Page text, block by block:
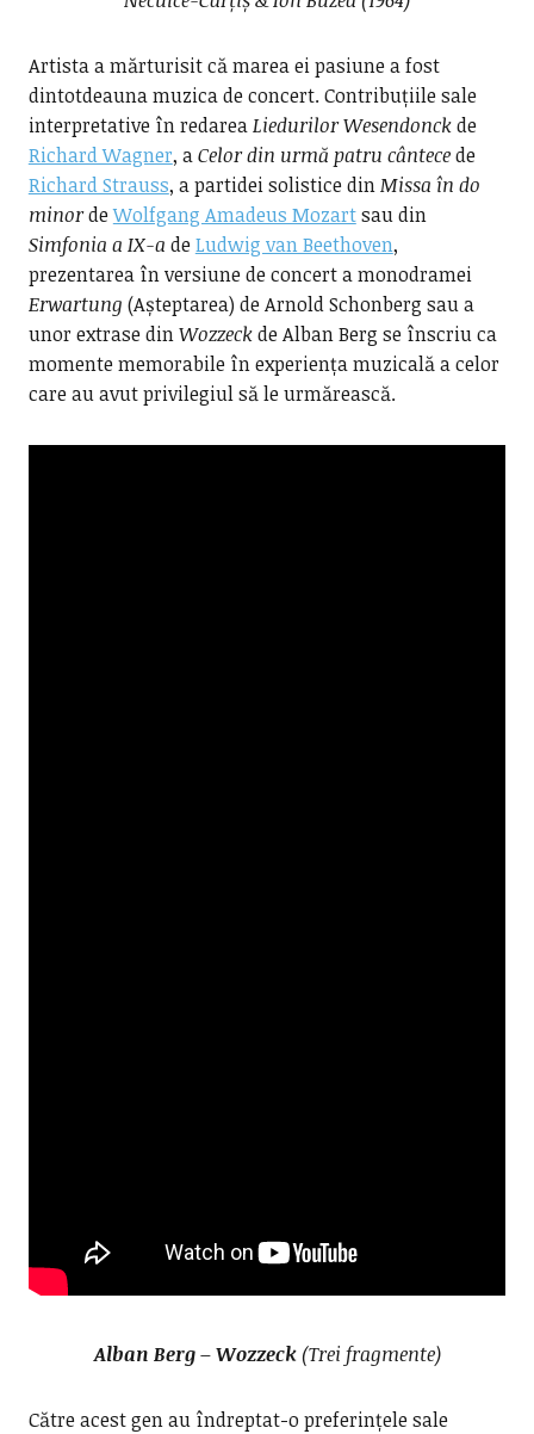
Artista a mărturisit că marea ei pasiune a fost
dintotdeauna muzica de concert. Contribuțiile sale
interpretative în redareaLiedurilor Wesendonckde
Richard Wagner, aCelor din urmă patru cântecede
Richard Strauss, a partidei solistice dinMissa în do
minordeWolfgang Amadeus Mozartsau din
Simfonia a IX-a deLudwig van Beethoven,
prezentarea în versiune de concert a monodramei
Erwartung (Așteptarea) de Arnold Schonberg sau a
unor extrase dinWozzeckde Alban Berg se înscriu ca
momente memorabile în experiența muzicală a celor
care au avut privilegiul să le urmărească.
Alban Berg – Wozzeck(Trei fragmente)
Către acest gen au îndreptat-o preferințele sale